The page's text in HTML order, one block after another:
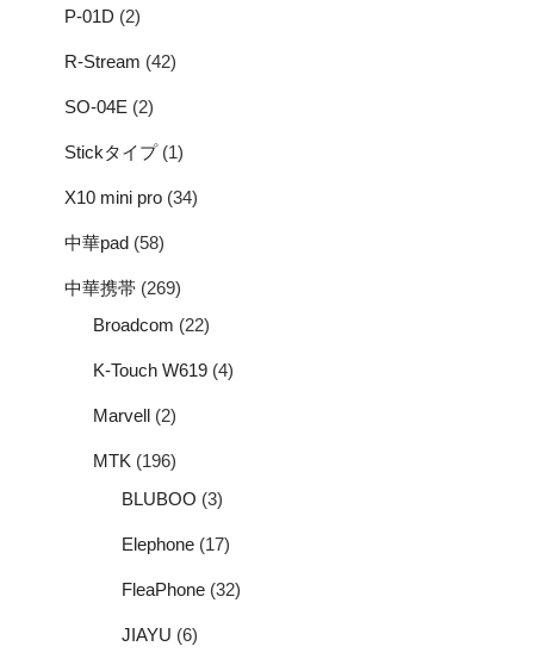
P-01D (2)
R-Stream (42)
SO-04E (2)
Stickタイプ(1)
X10 mini pro (34)
中華pad (58)
中華携帯 (269)
Broadcom (22)
K-Touch W619 (4)
Marvell (2)
MTK (196)
BLUBOO (3)
Elephone (17)
FleaPhone (32)
JIAYU (6)